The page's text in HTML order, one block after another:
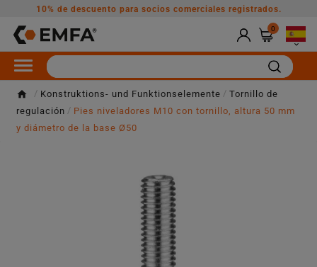
10% de descuento para socios comerciales registrados.
0

Konstruktions- und Funktionselemente
Tornillo de
regulación
Pies niveladores M10 con tornillo, altura 50 mm
y diámetro de la base Ø50